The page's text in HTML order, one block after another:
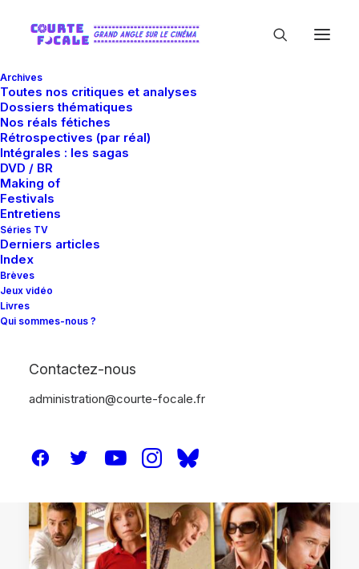
Archives
Toutes nos critiques et analyses
Dossiers thématiques
Nos réals fétiches
Rétrospectives (par réal)
Intégrales : les sagas
DVD / BR
Making of
Festivals
Entretiens
Séries TV
Derniers articles
Index
Brèves
Jeux vidéo
Livres
Qui sommes-nous ?
Contactez-nous
administration@courte-focale.fr